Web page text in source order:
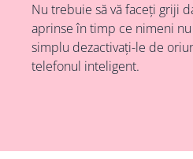
Nu trebuie să vă faceți griji
aprinse în timp ce nimeni nu
simplu dezactivați-le de
telefonul inteligent.